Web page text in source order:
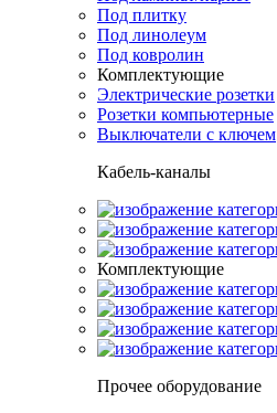
Под плитку
Под линолеум
Под ковролин
Комплектующие
Электрические розетки
Розетки компьютерные
Выключатели с ключем
Кабель-каналы
Комплектующие
Прочее оборудование